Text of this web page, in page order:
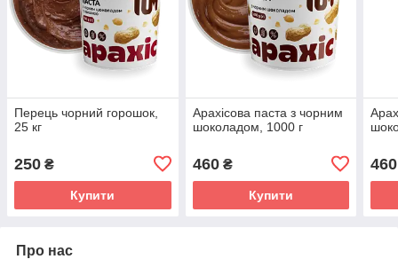
Перець чорний горошок,
25 кг
250 ₴
Купити
Арахісова паста з чорним
шоколадом, 1000 г
460₴
Купити
460
Про нас